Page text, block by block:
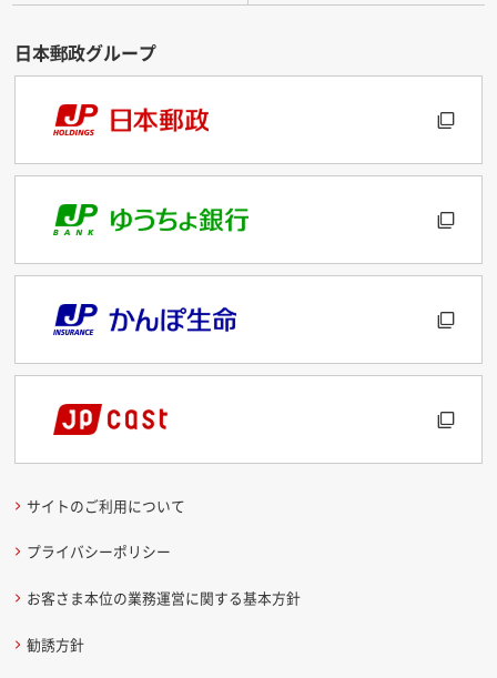
サイトのご利用について
プライバシーポリシー
お客さま本位の業務運営に関する基本方針
勧誘方針